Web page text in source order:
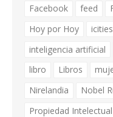
Facebook
feed
Hoy por Hoy
icities
inteligencia artificial
libro
Libros
Nirelandia
Nobel
Propiedad Intelectual